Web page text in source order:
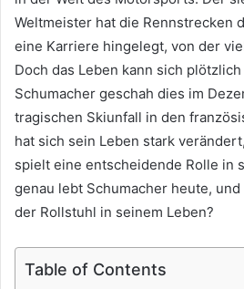
Weltmeister hat die Rennstrecken
eine Karriere hingelegt, von der
Doch das Leben kann sich
Schumacher geschah dies im
tragischen Skiunfall in den
hat sich sein Leben stark
spielt eine entscheidende Rolle in
genau lebt Schumacher heute,
der Rollstuhl in seinem Leben?
Table of Contents